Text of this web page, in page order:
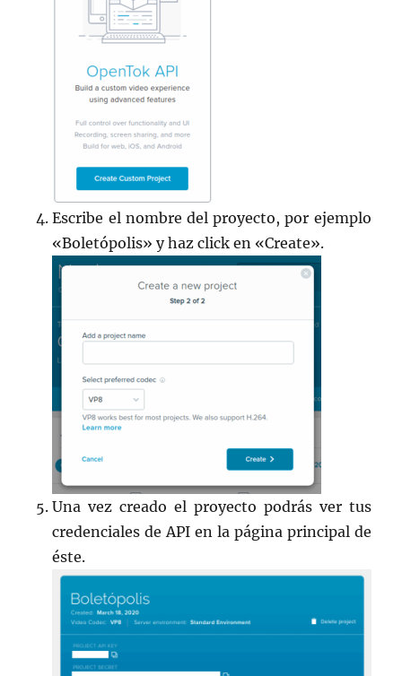
Escribe el nombre del proyecto, por ejemplo
«Boletópolis» y haz click en «Create».
Una vez creado el proyecto podrás ver tus
credenciales de API en la página principal de
éste.